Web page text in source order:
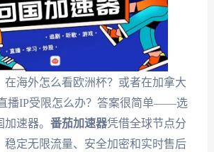
在海外怎么看欧洲杯？或者在加拿大
播IP受限怎么办？答案很简单——选
速器。 番茄加速器凭借全球节点分
稳定无限流量、安全加密和实时售后